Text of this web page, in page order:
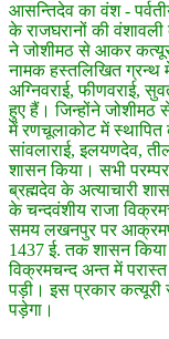
आसन्तिदेव का वंश -
के राजघरानों की
ने जोशीमठ से आकर कत्यूर
नामक हस्तलिखित ग्रन्थ
अग्निवराई, फीणवराई,
हुए हैं। जिन्होंने जोशीमठ
में रणचूलाकोट में स्थापित
सांवलाराई, इलयणदेव,
शासन किया। सभी
ब्रह्मदेव के अत्याचारी
के चन्दवंशीय राजा
समय लखनपुर पर आक्रमण
1437 ई. तक शासन
विक्रमचन्द अन्त में
पड़ी। इस प्रकार कत्यूरी
पड़ेगा।